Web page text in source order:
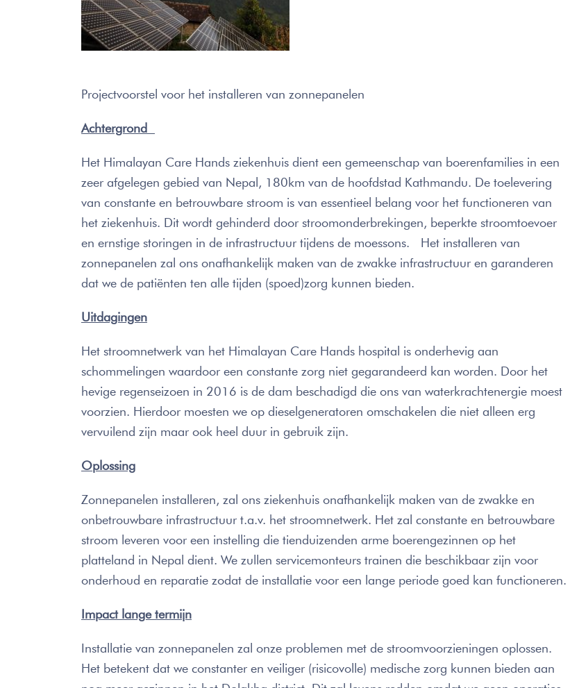
Projectvoorstel voor het installeren van zonnepanelen
Achtergrond
Het Himalayan Care Hands ziekenhuis dient een gemeenschap van boerenfamilies in een
zeer afgelegen gebied van Nepal, 180km van de hoofdstad Kathmandu. De toelevering
van constante en betrouwbare stroom is van essentieel belang voor het functioneren van
het ziekenhuis. Dit wordt gehinderd door stroomonderbrekingen, beperkte stroomtoevoer
en ernstige storingen in de infrastructuur tijdens de moessons. Het installeren van
zonnepanelen zal ons onafhankelijk maken van de zwakke infrastructuur en garanderen
dat we de patiënten ten alle tijden (spoed)zorg kunnen bieden.
Uitdagingen
Het stroomnetwerk van het Himalayan Care Hands hospital is onderhevig aan
schommelingen waardoor een constante zorg niet gegarandeerd kan worden. Door het
hevige regenseizoen in 2016 is de dam beschadigd die ons van waterkrachtenergie moest
voorzien. Hierdoor moesten we op dieselgeneratoren omschakelen die niet alleen erg
vervuilend zijn maar ook heel duur in gebruik zijn.
Oplossing
Zonnepanelen installeren, zal ons ziekenhuis onafhankelijk maken van de zwakke en
onbetrouwbare infrastructuur t.a.v. het stroomnetwerk. Het zal constante en betrouwbare
stroom leveren voor een instelling die tienduizenden arme boerengezinnen op het
platteland in Nepal dient. We zullen servicemonteurs trainen die beschikbaar zijn voor
onderhoud en reparatie zodat de installatie voor een lange periode goed kan functioneren.
Impact lange termijn
Installatie van zonnepanelen zal onze problemen met de stroomvoorzieningen oplossen.
Het betekent dat we constanter en veiliger (risicovolle) medische zorg kunnen bieden aan